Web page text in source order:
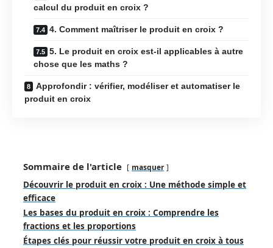
calcul du produit en croix ?
4. Comment maîtriser le produit en croix ?
5. Le produit en croix est-il applicables à autre
chose que les maths ?
Approfondir : vérifier, modéliser et automatiser le
produit en croix
Sommaire de l'article masquer
Découvrir le produit en croix : Une méthode simple et
efficace
Les bases du produit en croix : Comprendre les
fractions et les proportions
Étapes clés pour réussir votre produit en croix à tous